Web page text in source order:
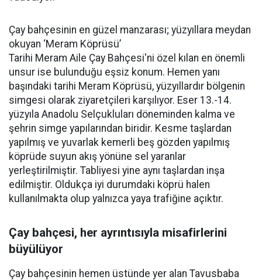
Çay bahçesinin en güzel manzarası; yüzyıllara meydan
okuyan ‘Meram Köprüsü’
Tarihi Meram Aile Çay Bahçesi'ni özel kılan en önemli
unsur ise bulunduğu eşsiz konum. Hemen yanı
başındaki tarihi Meram Köprüsü, yüzyıllardır bölgenin
simgesi olarak ziyaretçileri karşılıyor. Eser 13.-14.
yüzyıla Anadolu Selçukluları döneminden kalma ve
şehrin simge yapılarından biridir. Kesme taşlardan
yapılmış ve yuvarlak kemerli beş gözden yapılmış
köprüde suyun akış yönüne sel yaranlar
yerleştirilmiştir. Tabliyesi yine aynı taşlardan inşa
edilmiştir. Oldukça iyi durumdaki köprü halen
kullanılmakta olup yalnızca yaya trafiğine açıktır.
Çay bahçesi, her ayrıntısıyla misafirlerini
büyülüyor
Çay bahçesinin hemen üstünde yer alan Tavusbaba